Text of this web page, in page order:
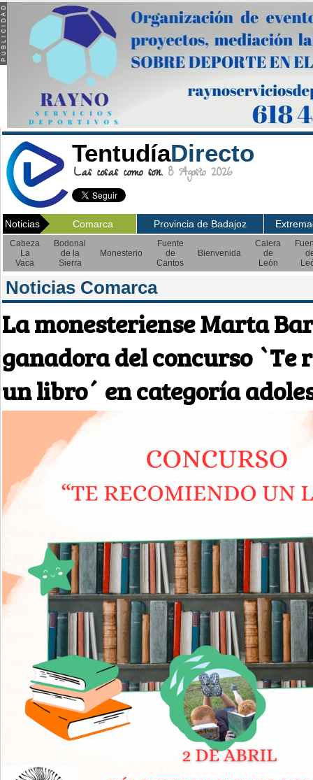
TentudíaDirecto
Las cosas como son. 8 Agosto 2026
Noticias Comarca Provincia de Badajoz
Cabeza
La
Vaca
Bodonal
de la
Sierra
Monesterio
Fuente
de
Cantos
Bienvenida
Calera
de
León
Noticias Comarca
La monesteriense Marta
ganadora del concurso `Te
un libro´ en categoría